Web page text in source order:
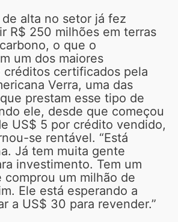
alta no setor já fez
R$ 250 milhões em terras
o que o
um dos maiores
créditos certificados pela
Verra, uma das
prestam esse tipo de
ele, desde que começou
US$ 5 por crédito vendido,
se rentável. “Está
Já tem muita gente
investimento. Tem um
comprou um milhão de
Ele está esperando a
a US$ 30 para revender.”